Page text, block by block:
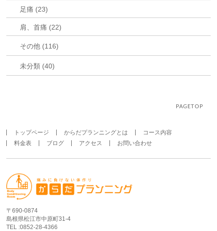
足痛 (23)
肩、首痛 (22)
その他 (116)
未分類 (40)
PAGETOP
トップページ からだプランニングとは
コース内容
料金表
ブログ アクセス お問い合わせ
〒690-0874
島根県松江市中原町31-4
TEL :0852-28-4366